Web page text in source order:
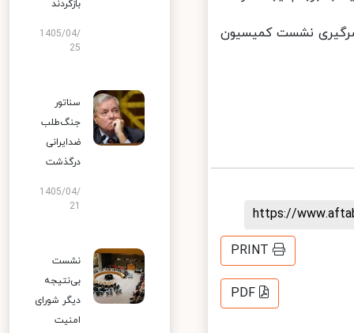
نشست کمیسیون
https://
PRINT
PDF
بازگردند
1405/04/
25
سناتور
جنگ‌طلب
ضدایرانی
درگذشت
1405/04/
نشست
بی‌نتیجه
دیگر شورای
امنیت